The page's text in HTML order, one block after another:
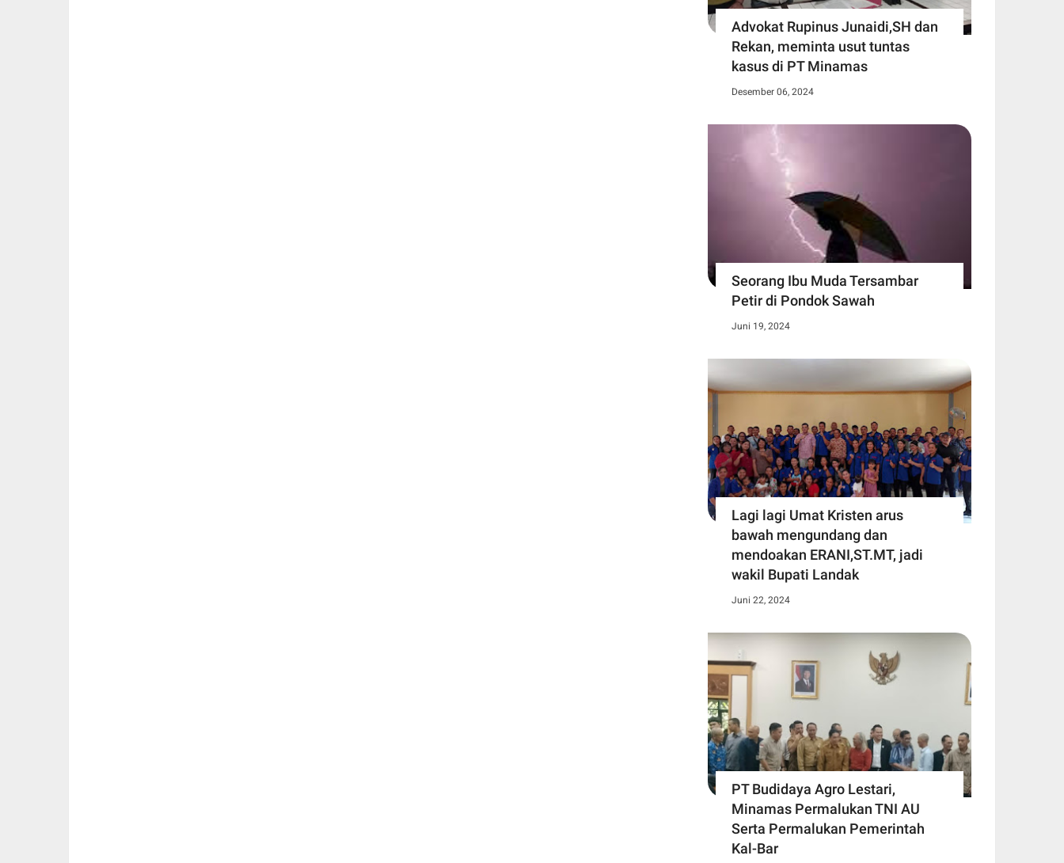
Advokat Rupinus Junaidi,SH dan
Rekan, meminta usut tuntas
kasus di PT Minamas
Desember 06, 2024
Seorang Ibu Muda Tersambar
Petir di Pondok Sawah
Juni 19, 2024
Lagi lagi Umat Kristen arus
bawah mengundang dan
mendoakan ERANI,ST.MT, jadi
wakil Bupati Landak
Juni 22, 2024
PT Budidaya Agro Lestari,
Minamas Permalukan TNI AU
Serta Permalukan Pemerintah
Kal-Bar